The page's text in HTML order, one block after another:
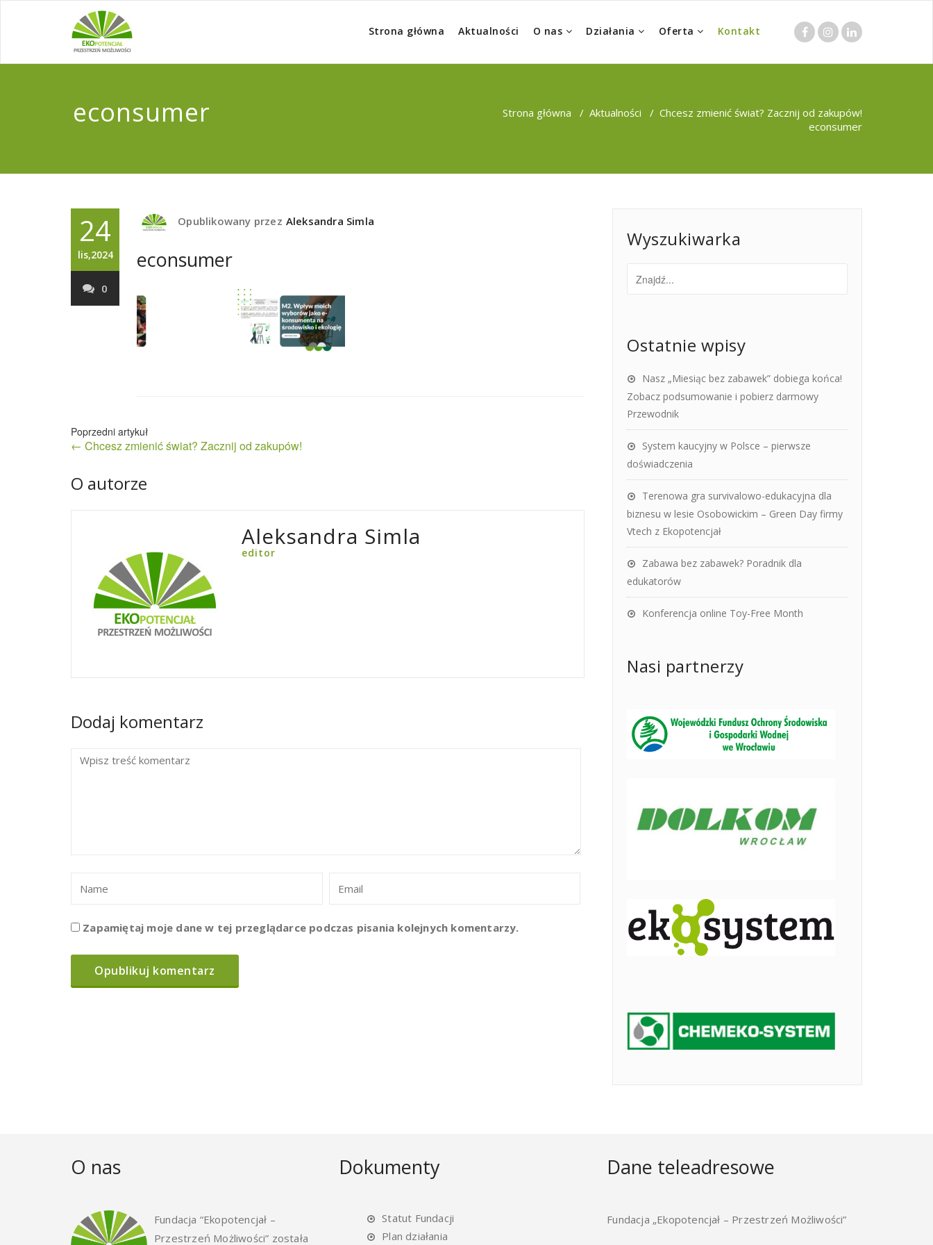
Strona główna Aktualności O nas Działania Oferta Kontakt
econsumer Strona główna / Aktualności / Chcesz zmienić świat? Zacznij od zakupów!
econsumer
24
lis,2024
0
Opublikowany przez Aleksandra Simla
econsumer
Nawigacja
wpisu
← Chcesz zmienić świat? Zacznij od zakupów!
O autorze
Aleksandra Simla
editor
Dodaj komentarz
Zapamiętaj moje dane w tej przeglądarce podczas pisania kolejnych komentarzy.
Wyszukiwarka
Ostatnie wpisy
Nasz „Miesiąc bez zabawek” dobiega końca!
Zobacz podsumowanie i pobierz darmowy
Przewodnik
System kaucyjny w Polsce – pierwsze
doświadczenia
Terenowa gra survivalowo-edukacyjna dla
biznesu w lesie Osobowickim – Green Day firmy
Vtech z Ekopotencjał
Zabawa bez zabawek? Poradnik dla
edukatorów
Konferencja online Toy-Free Month
Nasi partnerzy
O nas
Fundacja “Ekopotencjał –
Przestrzeń Możliwości” została
Dokumenty
Statut Fundacji
Plan działania
Dane teleadresowe
Fundacja „Ekopotencjał – Przestrzeń Możliwości”